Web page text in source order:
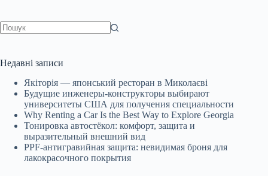
Недавні записи
Якіторія — японський ресторан в Миколаєві
Будущие инженеры‑конструкторы выбирают
университеты США для получения специальности
Why Renting a Car Is the Best Way to Explore Georgia
Тонировка автостёкол: комфорт, защита и
выразительный внешний вид
PPF-антигравийная защита: невидимая броня для
лакокрасочного покрытия